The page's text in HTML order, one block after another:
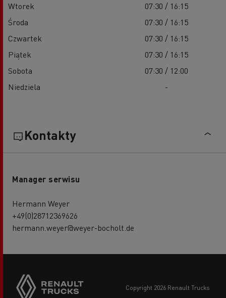
Wtorek
07:30 / 16:15
Środa
07:30 / 16:15
Czwartek
07:30 / 16:15
Piątek
07:30 / 16:15
Sobota
07:30 / 12:00
Niedziela
-
Kontakty
Manager serwisu
Hermann Weyer
+49(0)28712369626
hermann.weyer@weyer-bocholt.de
copyright 2026 Renault Trucks